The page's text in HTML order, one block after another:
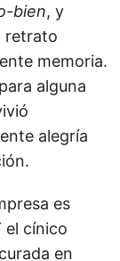
bien, y
retrato
memoria.
alguna
alegría
es
cínico
en